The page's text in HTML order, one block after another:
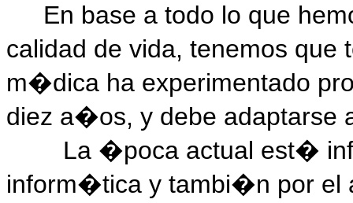
En base a todo lo que
calidad de vida, tenemos
m�dica ha experimentado
diez a�os, y debe adaptarse
La �poca actual est�
inform�tica y tambi�n por el